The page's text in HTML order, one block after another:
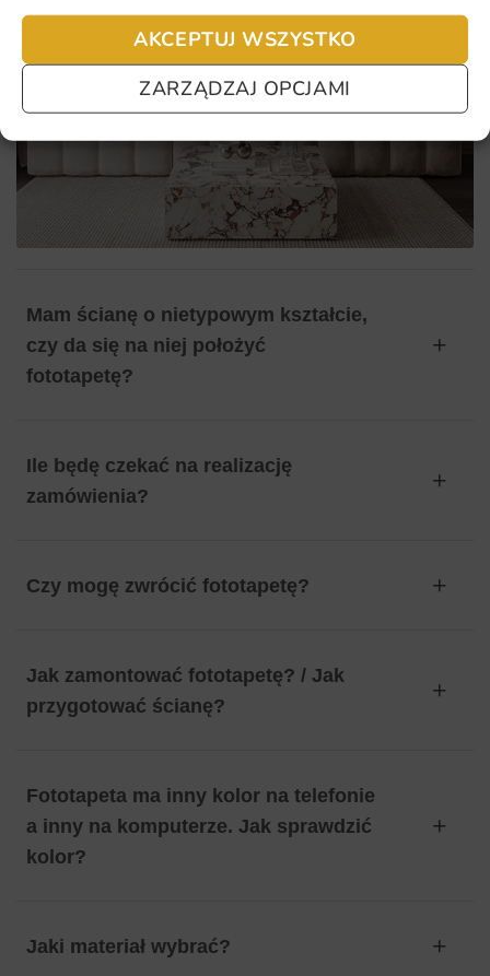
AKCEPTUJ WSZYSTKO
ZARZĄDZAJ OPCJAMI
Mam ścianę o nietypowym kształcie,
czy da się na niej położyć
fototapetę?
Ile będę czekać na realizację
zamówienia?
Czy mogę zwrócić fototapetę?
Jak zamontować fototapetę? / Jak
przygotować ścianę?
Fototapeta ma inny kolor na telefonie
a inny na komputerze. Jak sprawdzić
kolor?
Jaki materiał wybrać?